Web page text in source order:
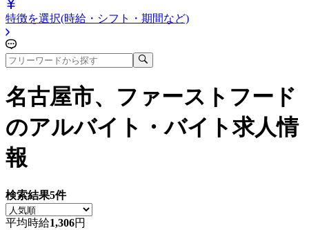
特徴を選択(時給・シフト・期間など)
名古屋市、ファーストフード
のアルバイト・バイト求人情
報
検索結果5件
平均時給1,306円